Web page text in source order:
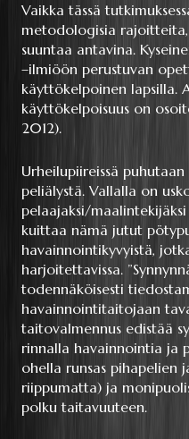
Vaikka tässä
metodologisia
suuntaa antavina.
–ilmiöön perustuvan
käyttökelpoinen lapsilla.
käyttökelpoisuus on
2012).
Urheilupiireissä
peliälystä. Vallalla on
pelaajaksi/
kuittaa nämä jutut
havainnointikyvyistä,
harjoitettavissa.
todennäköisesti
havainnointitaitojaan
taitovalmennus edistää
rinnalla havainnointia ja
ohella runsas pihapelien
riippumatta) ja
polku taitavuuteen.